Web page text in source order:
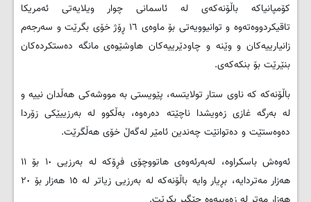
کۆمپانیاکە باڵۆنەکەى لە ئاسمانی چوار ویلایەتی ئەمریکا
تاقیکردووەتەوە و توانیوویەتی بۆ ماوەى ١٦ ڕۆژ خۆی بگرێت و سەرجەم
زانیارییەکان و وێنە و چاودێرییەکان هاوشێوەی مانگە دەستکردەکان
بنێرێت بۆ بنکەکەی.
باڵۆنەکە کە ناوی ستار تولایتسە، پێویستی بە مووشەکی هەڵدان نییە و
لە بەرگە غازی زەویشدا ناچێتە دەرەوە، بەڵکوو لە بەرزییێکی زۆردا
دەوەستێت و دەتوانێت چەندین ئامێر لەگەڵ خۆی هەڵگرێت.
ئەوەش باسکراوە، لەبەرئەوەى هاتووچۆی فڕۆکە لە بەرزیی ١٠ بۆ ١١
هەزار مەتردایە، بڕیار وایە باڵۆنەکە لە بەرزیی زیاتر لە ١٥ هەزار بۆ ٢٠